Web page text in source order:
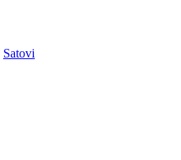
Satovi